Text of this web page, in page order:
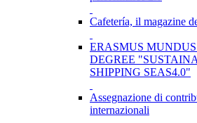
Cafetería, il magazine
ERASMUS
DEGREE
SHIPPING SEAS4.0"
Assegnazione di
internazionali